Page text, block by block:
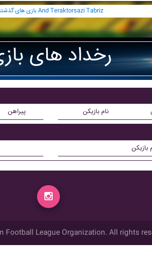
بازی های گذشته And Teraktorsazi Tabriz
رخداد های
پیراهن نام بازیکن
بازیکن
Football League Organization. All rights